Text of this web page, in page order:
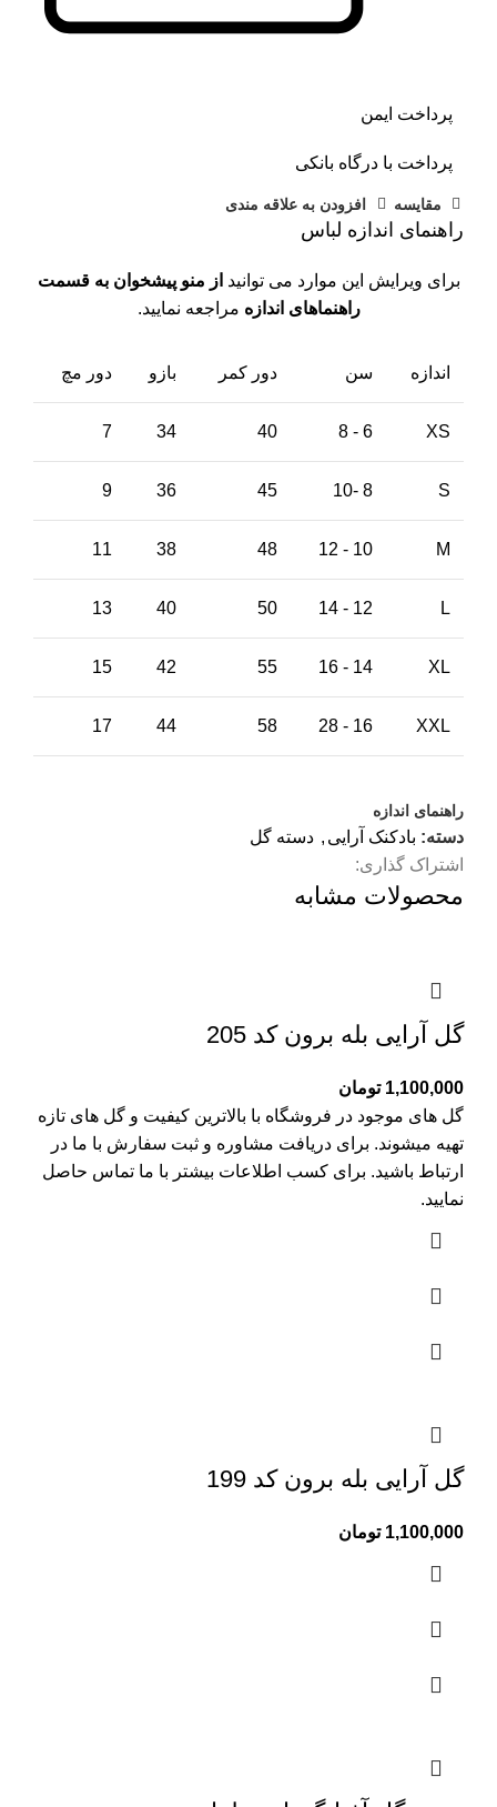
پرداخت ایمن
پرداخت با درگاه بانکی
مقايسه افزودن به علاقه مندی
راهنمای اندازه لباس
برای ویرایش این موارد می توانید از منو پیشخوان به قسمت
راهنماهای اندازه مراجعه نمایید.
اندازه سن دور کمر بازو دور مچ
XS
6 - 8
40
34
7
S
8 -10
45
36
9
M
10 - 12
48
38
11
L
12 - 14
50
40
13
XL
14 - 16
55
42
15
XXL
16 - 28
58
44
17
راهنمای اندازه
دسته: بادکنک آرایی , دسته گل
اشتراک گذاری:
محصولات مشابه
گل آرایی بله برون کد 205
1,100,000 تومان
گل های موجود در فروشگاه با بالاترین کیفیت و گل های تازه
تهیه میشوند. برای دریافت مشاوره و ثبت سفارش با ما در
ارتباط باشید. برای کسب اطلاعات بیشتر با ما تماس حاصل
نمایید.
گل آرایی بله برون کد 199
1,100,000 تومان